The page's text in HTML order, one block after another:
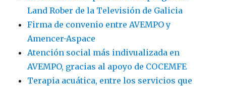
Land Rober de la Televisión de Galicia
Firma de convenio entre AVEMPO y
Amencer-Aspace
Atención social más indivualizada en
AVEMPO, gracias al apoyo de COCEMFE
Terapia acuática, entre los servicios que